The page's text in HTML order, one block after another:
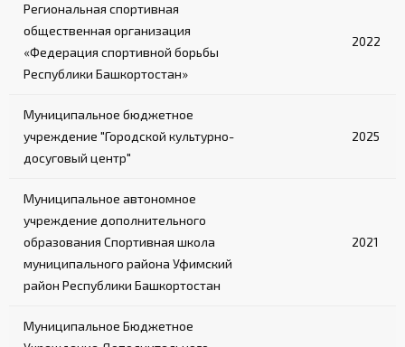
Региональная спортивная
общественная организация
«Федерация спортивной борьбы
Республики Башкортостан»
2022
Муниципальное бюджетное
учреждение "Городской культурно-
досуговый центр"
2025
Муниципальное автономное
учреждение дополнительного
образования Спортивная школа
муниципального района Уфимский
район Республики Башкортостан
2021
Муниципальное Бюджетное